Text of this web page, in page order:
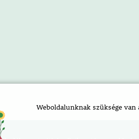
Weboldalunknak szüksége